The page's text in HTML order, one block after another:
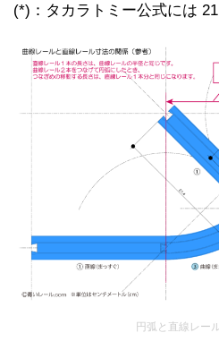
(*)：タカラトミー公式には
円弧と直線レー